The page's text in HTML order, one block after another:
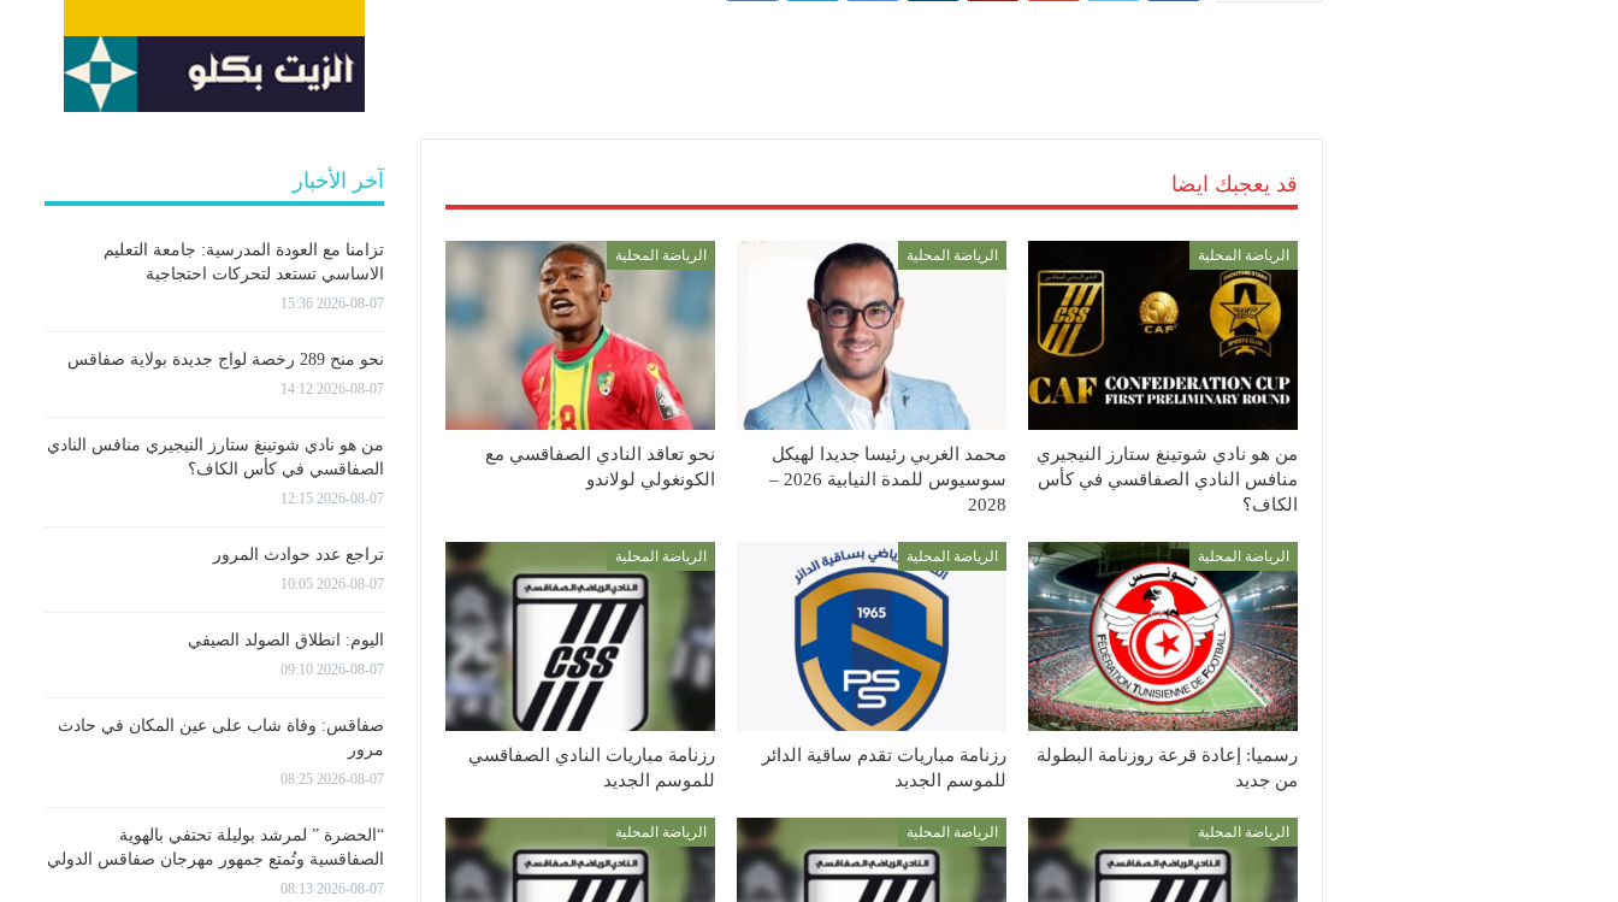
قد يعجبك ايضا
الرياضة المحلية
من هو نادي شوتينغ ستارز النيجيري
منافس النادي الصفاقسي في كأس
الكاف؟
الرياضة المحلية
محمد الغربي رئيسا جديدا لهيكل
سوسيوس للمدة النيابية 2026 –
2028
الرياضة المحلية
نحو تعاقد النادي الصفاقسي مع
الكونغولي لولاندو
الرياضة المحلية
رسميا: إعادة قرعة روزنامة البطولة
من جديد
الرياضة المحلية
رزنامة مباريات تقدم ساقية الدائر
للموسم الجديد
الرياضة المحلية
رزنامة مباريات النادي الصفاقسي
للموسم الجديد
الرياضة المحلية الرياضة المحلية الرياضة المحلية
آخر الأخبار
تزامنا مع العودة المدرسية: جامعة التعليم
الاساسي تستعد لتحركات احتجاجية
2026-08-07 15:36
نحو منح 289 رخصة لواج جديدة بولاية صفاقس
2026-08-07 14:12
من هو نادي شوتينغ ستارز النيجيري منافس النادي
الصفاقسي في كأس الكاف؟
2026-08-07 12:15
تراجع عدد حوادث المرور
2026-08-07 10:05
اليوم: انطلاق الصولد الصيفي
2026-08-07 09:10
صفاقس: وفاة شاب على عين المكان في حادث
مرور
2026-08-07 08:25
“الحضرة ” لمرشد بوليلة تحتفي بالهوية
الصفاقسية وتُمتع جمهور مهرجان صفاقس الدولي
2026-08-07 08:13